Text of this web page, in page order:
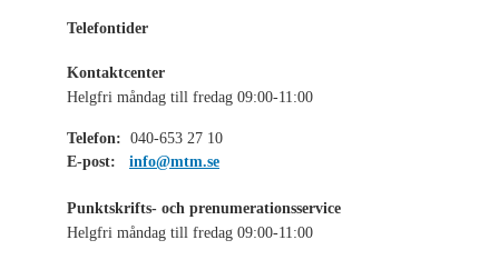
Telefontider
Kontaktcenter
Helgfri måndag till fredag 09:00-11:00
Telefon: 040-653 27 10
E-post:
info@mtm.se
Punktskrifts- och prenumerationsservice
Helgfri måndag till fredag 09:00-11:00